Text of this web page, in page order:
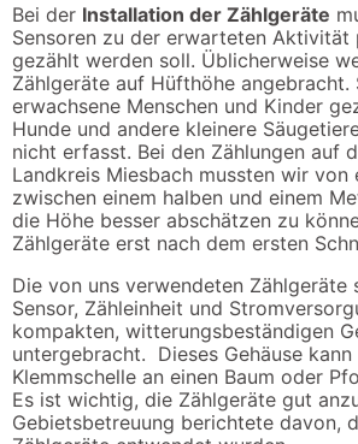
Bei der Installation der Zählgeräte
Sensoren zu der erwarteten Aktivität
gezählt werden soll. Üblicherweise
Zählgeräte auf Hüfthöhe angebracht.
erwachsene Menschen und Kinder
Hunde und andere kleinere
nicht erfasst. Bei den Zählungen auf
Landkreis Miesbach mussten wir von
zwischen einem halben und einem
die Höhe besser abschätzen zu
Zählgeräte erst nach dem ersten
Die von uns verwendeten Zählgeräte
Sensor, Zähleinheit und
kompakten, witterungsbeständigen
untergebracht. Dieses Gehäuse
Klemmschelle an einen Baum oder
Es ist wichtig, die Zählgeräte gut
Gebietsbetreuung berichtete davon,